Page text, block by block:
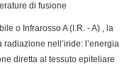
di fusione
o Infrarosso A (I.R. - A) , la
nell’iride: l’energia
diretta al tessuto epiteliare